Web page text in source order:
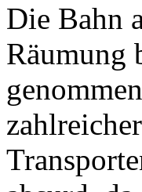
Die Bahn
Räumung